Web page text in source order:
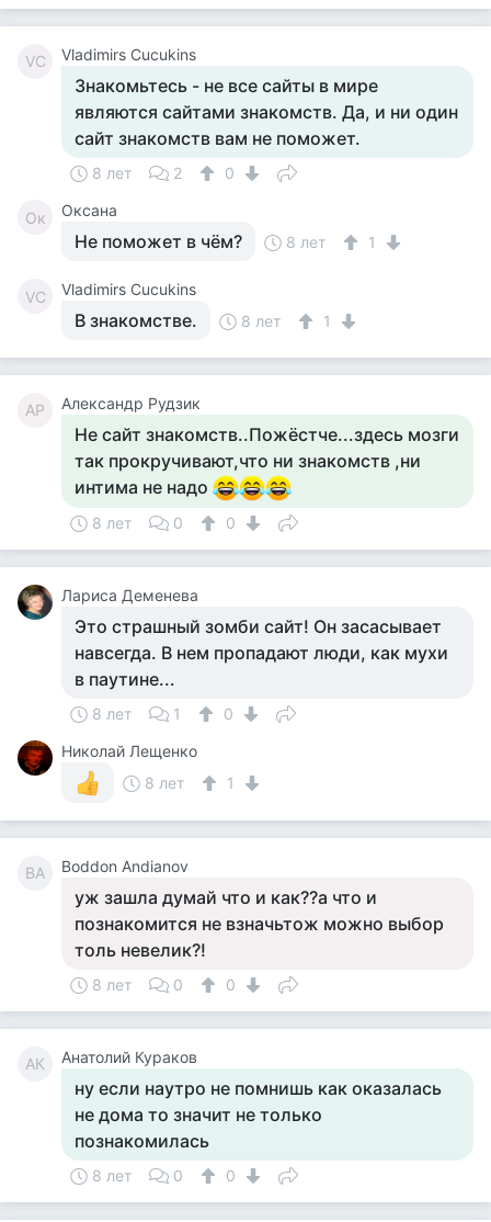
VC Vladimirs Cucukins
Знакомьтесь - не все сайты в мире
являются сайтами знакомств. Да, и ни один
сайт знакомств вам не поможет.
8 лет 2 0
Ок Оксана
Не поможет в чём? 8 лет 1
VC Vladimirs Cucukins
В знакомстве. 8 лет 1
АР Александр Рудзик
Не сайт знакомств..Пожёстче...здесь мозги
так прокручивают,что ни знакомств ,ни
интима не надо
8 лет 0 0
Лариса Деменева
Это страшный зомби сайт! Он засасывает
навсегда. В нем пропадают люди, как мухи
в паутине...
8 лет 1
0
Николай Лещенко
8 лет
1
BA Boddon Andianov
уж зашла думай что и как??а что и
познакомится не взначьтож можно выбор
толь невелик?!
8 лет 0 0
АК Анатолий Кураков
ну если наутро не помнишь как оказалась
не дома то значит не только
познакомилась
8 лет 0 0